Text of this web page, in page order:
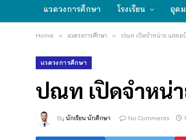
แวดวงการศึกษา โรงเรียน อุด
Home » แวดวงการศึกษา » ปณท เปิดจำหน่าย แสตมป์
แวดวงการศึกษา
ปณท เปิดจำหน่
By นักเรียน นักศึกษา No Comments